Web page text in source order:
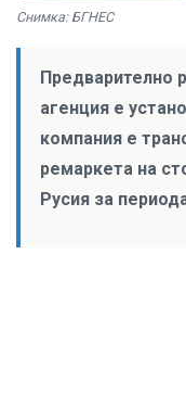
Снимка: БГНЕС
Предварително
агенция е
компания е
ремаркета на
Русия за